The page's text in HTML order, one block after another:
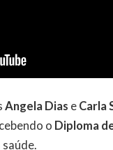
Angela Dias e Carla
o Diploma